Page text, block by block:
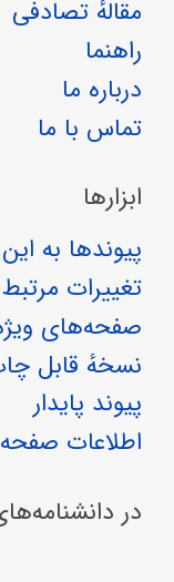
مقالهٔ تصادفی
راهنما
درباره ما
تماس با ما
ابزارها
پیوندها به
تغییرات مرتبط
صفحه‌های
نسخهٔ قابل
پیوند پایدار
اطلاعات صفحه
در